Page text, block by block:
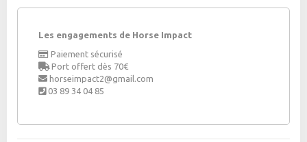
Les engagements de Horse Impact
Paiement sécurisé
Port offert dès 70€
horseimpact2@gmail.com
03 89 34 04 85